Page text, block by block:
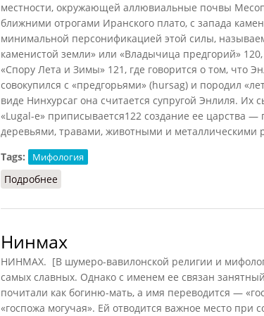
местности, окружающей аллювиальные почвы
ближними отрогами Иранского плато, с запада
минимальной персонификацией этой силы,
каменистой земли» или «Владычица предгорий» 120
«Спору Лета и Зимы» 121, где говорится о том, что
совокупился с «предгорьями» (hursag) и породил
виде Нинхурсаг она считается супругой Энлиля. Их
«Lugаl-e» приписывается122 создание ее царства
деревьями, травами, животными и металлическими
Tags:
Мифология
Подробнее
Нинмах
НИНМАХ. [В шумеро-вавилонской религии и
самых славных. Однако с именем ее связан
почитали как богиню-мать, а имя переводится —
«госпожа могучая». Ей отводится важное место при